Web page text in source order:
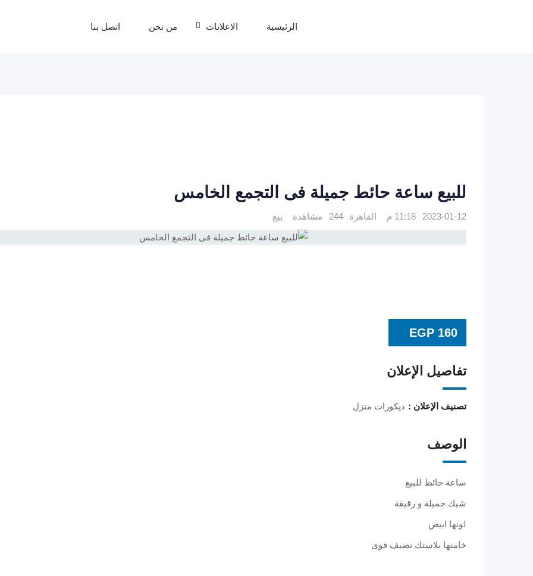
الرئيسية الاعلانات من نحن اتصل بنا
للبيع ساعة حائط جميلة فى التجمع الخامس
2023-01-12 11:18 م القاهرة 244 مشاهدة بيع
EGP 160
تفاصيل الإعلان
تصنيف الإعلان : ديكورات منزل
الوصف
ساعة حائط للبيع
شيك جميلة و رقيقة
لونها ابيض
خامتها بلاستك نضيف قوى